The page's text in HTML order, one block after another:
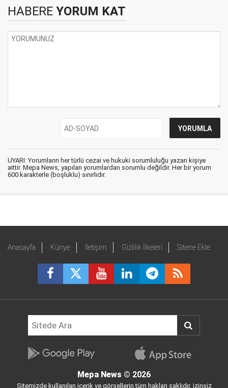
HABERE YORUM KAT
UYARI: Yorumların her türlü cezai ve hukuki sorumluluğu yazan kişiye
aittir. Mepa News, yapılan yorumlardan sorumlu değildir. Her bir yorum
600 karakterle (boşluklu) sınırlıdır.
Anasayfa Künye İletişim Gizlilik İlkeleri Sitene Ekle
Mepa News © 2026
Sitemizde kullanılan içerik ve görsellerin tüm hakları saklıdır, izinsiz